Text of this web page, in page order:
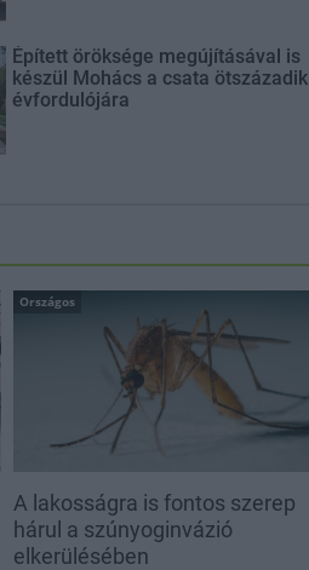
Épített öröksége megújításával is
készül Mohács a csata ötszázadik
évfordulójára
Országos
A lakosságra is fontos szerep
hárul a szúnyoginvázió
elkerülésében